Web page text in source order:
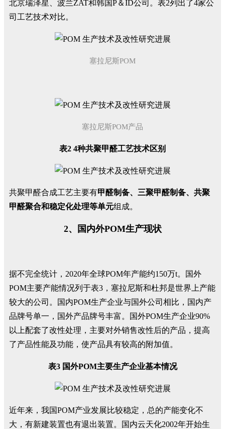
北京瑞泽星、波兰ZAT和韩国P＆ID公司。表2列出了4家公
司工艺技术对比。
塞拉尼斯POM
塞拉尼斯POM产品
表2 4种共聚甲醛工艺技术区别
共聚甲醛合成工艺主要有甲醛制备、三聚甲醛制备、共聚
甲醛聚合和稳定化处理等单元组成。
2、国内外POM生产现状
据不完全统计，2020年全球POM年产能约150万t。国外
POM主要产能情况列于表3，塞拉尼斯和杜邦是世界上产能
较大的公司。国内POM生产企业与国外公司相比，国内产
品牌号单一，国外产品牌号丰富。国外POM生产企业90%
以上配套了改性处理，主要对外销售改性后的产品，提高
了产品性能及功能，使产品具有较高的附加值。
表3 国外POM主要生产企业基本情况
近年来，我国POM产业发展比较稳定，总的产能变化不
大，有新建装置也有退出装置。国内云天化2002年开始生